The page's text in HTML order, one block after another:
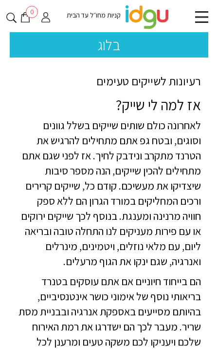
קניות מחו״ל עד הבית 0
בלוג
רעיונות לשייקים טעימים
אז למה לי שייק?
לאחרונה כולם שותים שייקים בשלל גוונים
וסוגים, ובטח גפ אתם מתחילים להרגיש את
הטרנד מתקרב ונידבק לחיך. אז לפני שגם אתם
מתחילים להכין שייקים, הנה מספר סיבות
שיצדיקו את מעשיכם. קודם כל, שייקים קרירים
ורכים המחליקים במורד הגרון הם ללא ספק
חוויה מרנינה ומענגת. בנוסף לכך שייקים ירוקים
או עם פירות מעניקים לנו התחלה טובה ובריאה
ליום, עם מלאי נוזלים, ויטמינים, מינרלים
ואנרגיה, שגם ינקו את הגוף מרעלים.
הם בייחוד חיוניים אם אתם עוסקים בטנרד
בריאותי נוסף של אימוני כושר אינטנסיביים,
בהיותם מסייעים באספקת אנרגיה ובבניית מסת
שריר. מעבר לכך הם ישדרגו את רמת האירוח
שלכם ויעניקו לכם משקה טעים ומרענן לכל